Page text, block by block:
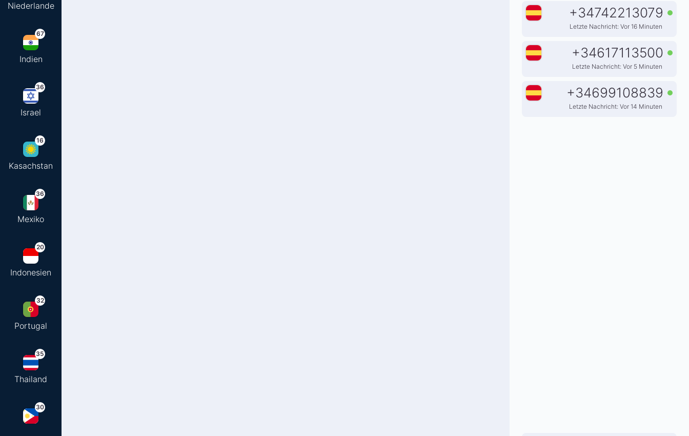
Niederlande
67
Indien
36
Israel
16
Kasachstan
36
Mexiko
20
Indonesien
32
Portugal
35
Thailand
30
+34742213079
Letzte Nachricht: Vor 16 Minuten
+34617113500
Letzte Nachricht: Vor 5 Minuten
+34699108839
Letzte Nachricht: Vor 14 Minuten